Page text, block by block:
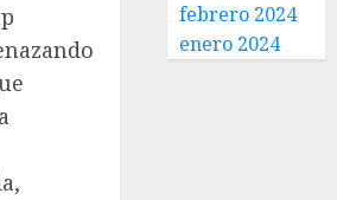
febrero 2024
enero 2024